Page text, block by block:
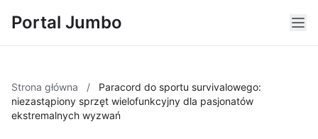
Portal Jumbo
Strona główna /
Paracord do sportu survivalowego:
niezastąpiony sprzęt wielofunkcyjny dla pasjonatów
ekstremalnych wyzwań